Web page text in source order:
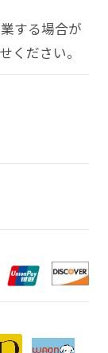
する場合が
ください。